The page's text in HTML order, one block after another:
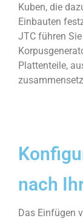
Kuben, die
Einbauten
JTC führen
Plattenteile,
nach
Das Einfügen